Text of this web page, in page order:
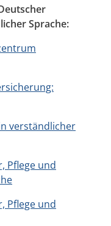
Sprache:
verständlicher
Pflege und
Pflege und